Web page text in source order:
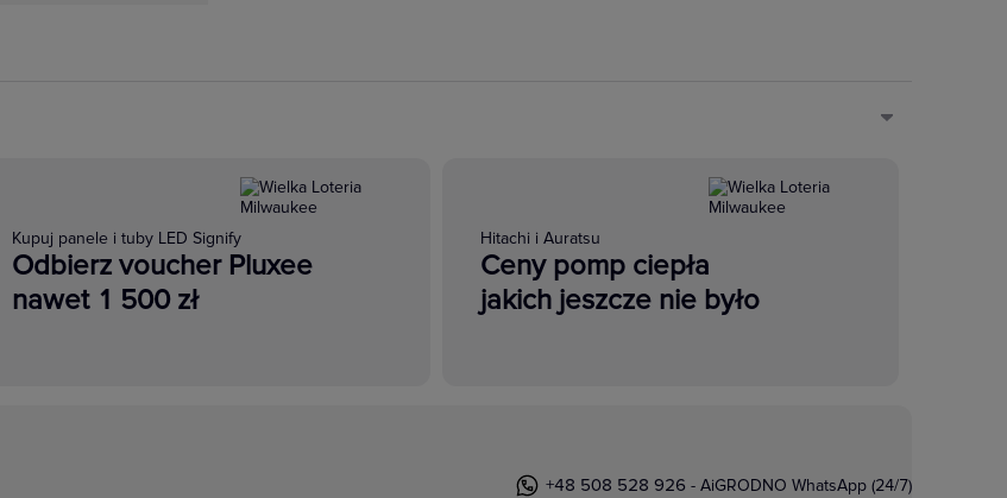
Kupuj panele i tuby LED Signify
Odbierz voucher Pluxee
nawet 1 500 zł
Hitachi i Auratsu
Ceny pomp ciepła
jakich jeszcze nie było
+48 508 528 926 - AiGRODNO WhatsApp (24/7)